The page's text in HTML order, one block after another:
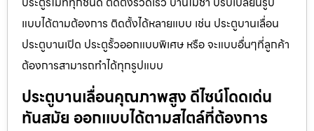
แบบได้ตามต้องการ ติดตั้งได้หลายแบบ เช่น ประตูบานเลื่อน
ประตูบานเปิด ประตูรั้วออกแบบพิเศษ หรือ จะแบบอื่นๆที่ลูกค้า
ต้องการสามารถทำได้ทุกรูปแบบ
ประตูบานเลื่อนคุณภาพสูง ดีไซน์โดดเด่น
ทันสมัย ออกแบบได้ตามสไตล์ที่ต้องการ